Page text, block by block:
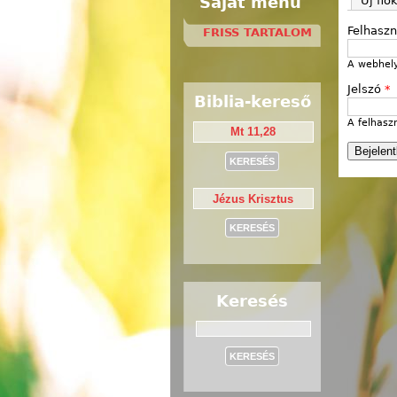
A
Jelszó *
A
FRISS TARTALOM
Biblia-kereső
Keresés